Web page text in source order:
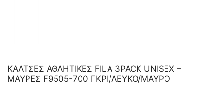
ΚΑΛΤΣΕΣ ΑΘΛΗΤΙΚΕΣ FILA 3PACK UNISEX –
ΜΑΥΡΕΣ F9505-700 ΓΚΡΙ/ΛΕΥΚΟ/ΜΑΥΡΟ